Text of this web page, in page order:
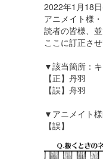
2022年1月18
アニメイト様
読者の皆様、
ここに訂正さ
▼該当箇所：
【正】丹羽
【誤】舟羽
▼アニメイト
【誤】